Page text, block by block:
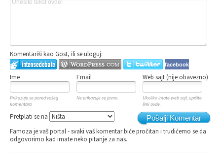
Komentariši kao Gost, ili se uloguj:
facebook
Ime Email Web sajt (nije obavezno)
Prikazuje se pored vašeg
komentara.
Ne prikazuje se javno.
Ukoliko imate web sajt, upišite
link ovde.
Pošalji Komentar
Pretplati se na
Famoza je vaš portal - svaki vaš komentar biće pročitan i trudićemo se da
odgovorimo kad imate neko pitanje za nas.